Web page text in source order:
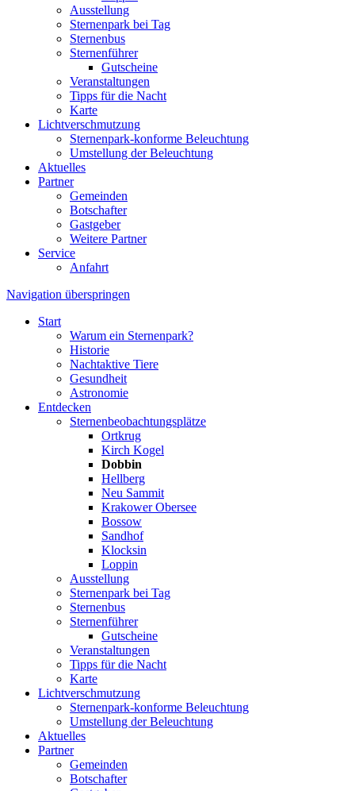
Ausstellung
Sternenpark bei Tag
Sternenbus
Sternenführer
Gutscheine
Veranstaltungen
Tipps für die Nacht
Karte
Lichtverschmutzung
Sternenpark-konforme Beleuchtung
Umstellung der Beleuchtung
Aktuelles
Partner
Gemeinden
Botschafter
Gastgeber
Weitere Partner
Service
Anfahrt
Navigation überspringen
Start
Warum ein Sternenpark?
Historie
Nachtaktive Tiere
Gesundheit
Astronomie
Entdecken
Sternenbeobachtungsplätze
Ortkrug
Kirch Kogel
Dobbin
Hellberg
Neu Sammit
Krakower Obersee
Bossow
Sandhof
Klocksin
Loppin
Ausstellung
Sternenpark bei Tag
Sternenbus
Sternenführer
Gutscheine
Veranstaltungen
Tipps für die Nacht
Karte
Lichtverschmutzung
Sternenpark-konforme Beleuchtung
Umstellung der Beleuchtung
Aktuelles
Partner
Gemeinden
Botschafter